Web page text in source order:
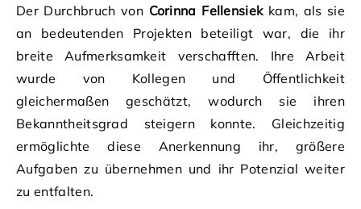
Der Durchbruch von Corinna Fellensiekkam, als sie
an bedeutenden Projekten beteiligt war, die ihr
breite Aufmerksamkeit verschafften. Ihre Arbeit
wurde von Kollegen und Öffentlichkeit
gleichermaßen geschätzt, wodurch sie ihren
Bekanntheitsgrad steigern konnte. Gleichzeitig
ermöglichte diese Anerkennung ihr, größere
Aufgaben zu übernehmen und ihr Potenzial weiter
zu entfalten.